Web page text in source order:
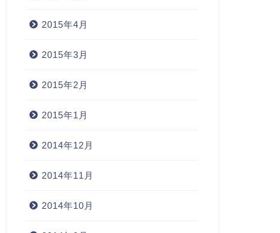
2015年4月
2015年3月
2015年2月
2015年1月
2014年12月
2014年11月
2014年10月